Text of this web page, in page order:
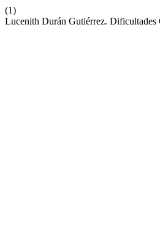
(1)
Lucenith Durán Gutiérrez.